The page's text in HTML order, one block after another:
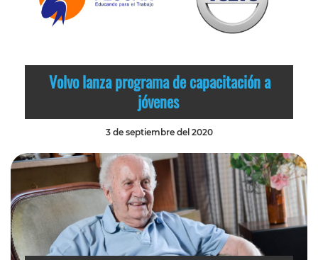
Volvo lanza programa de capacitación a
jóvenes
3 de septiembre del 2020